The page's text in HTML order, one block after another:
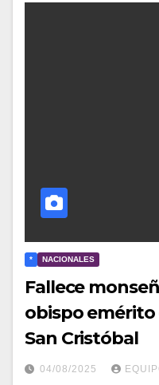
* NACIONALES
Fallece
obispo emérito
San Cristóbal
04/08/2025